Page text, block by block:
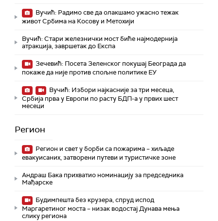
Вучић: Радимо све да олакшамо ужасно тежак
живот Србима на Косову и Метохији
Вучић: Стари железнички мост биће најмодернија
атракција, завршетак до Експа
Зечевић: Посета Зеленског покушај Београда да
покаже да није против спољне политике ЕУ
Вучић: Избори најкасније за три месеца,
Србија прва у Европи по расту БДП-а у првих шест
месеци
Регион
Регион и свет у борби са пожарима – хиљаде
евакуисаних, затворени путеви и туристичке зоне
Андраш Бака прихватио номинацију за председника
Мађарске
Будимпешта без крузера, спруд испод
Маргаретиног моста – низак водостај Дунава мења
слику региона